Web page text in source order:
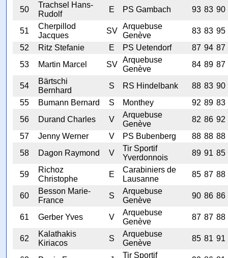
50
Trachsel Hans-
Rudolf
E PS Gambach 93 83 90
51
Cherpillod
Jacques
SV
Arquebuse
Genève
83 83 95
52
Ritz Stefanie E PS Uetendorf 87 94 87
53
Martin Marcel SV
Arquebuse
Genève
84 89 87
54
Bärtschi
Bernhard
S RS Hindelbank 88 83 90
55
Bumann Bernard S Monthey 92 89 83
56
Durand Charles V
Arquebuse
Genève
82 86 92
57
Jenny Werner V PS Bubenberg 88 88 88
58
Dagon Raymond V
Tir Sportif
Yverdonnois
89 91 85
59
Richoz
Christophe
E
Carabiniers de
Lausanne
85 87 88
60
Besson Marie-
France
S
Arquebuse
Genève
90 86 86
61 Gerber Yves V
Arquebuse
Genève
87 87 88
62
Kalathakis
Kiriacos
S
Arquebuse
Genève
85 81 91
Tir Sportif